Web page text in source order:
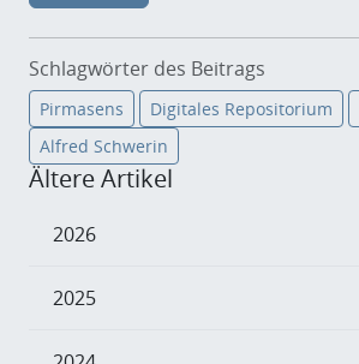
Schlagwörter des Beitrags
Pirmasens Digitales Repositorium
Alfred Schwerin
Ältere Artikel
2026
2025